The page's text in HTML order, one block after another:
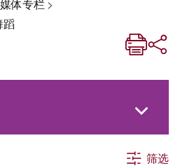
体专栏>
蹈
筛选